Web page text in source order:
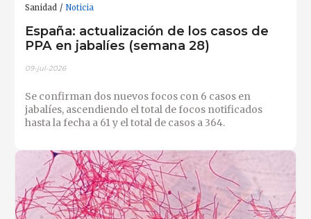
Sanidad Noticia
España: actualización de los casos de
PPA en jabalíes (semana 28)
09-jul-2026
Se confirman dos nuevos focos con 6 casos en
jabalíes, ascendiendo el total de focos notificados
hasta la fecha a 61 y el total de casos a 364.